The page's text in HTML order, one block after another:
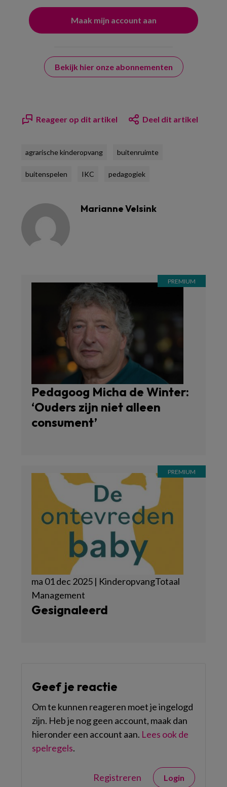
Bekijk hier onze abonnementen
Reageer op dit artikel Deel dit artikel
agrarische kinderopvang buitenruimte
buitenspelen IKC pedagogiek
Marianne Velsink
Pedagoog Micha de Winter:
‘Ouders zijn niet alleen
consument’
ma 01 dec 2025 | KinderopvangTotaal
Management
Gesignaleerd
Geef je reactie
Om te kunnen reageren moet je ingelogd
zijn. Heb je nog geen account, maak dan
hieronder een account aan. Lees ook de
spelregels.
Registreren Login